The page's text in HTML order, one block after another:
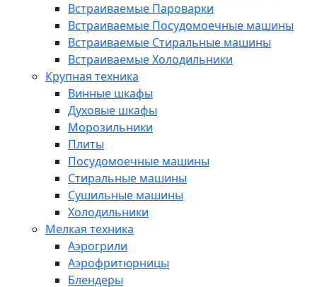
Встраиваемые Пароварки
Встраиваемые Посудомоечные машины
Встраиваемые Стиральные машины
Встраиваемые Холодильники
Крупная техника
Винные шкафы
Духовые шкафы
Морозильники
Плиты
Посудомоечные машины
Стиральные машины
Сушильные машины
Холодильники
Мелкая техника
Аэрогрили
Аэрофритюрницы
Блендеры